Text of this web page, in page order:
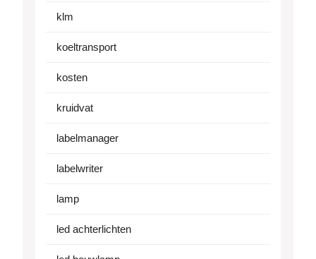
klm
koeltransport
kosten
kruidvat
labelmanager
labelwriter
lamp
led achterlichten